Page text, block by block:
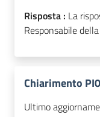
Risposta : La
Responsabile
Chiarimento
Ultimo